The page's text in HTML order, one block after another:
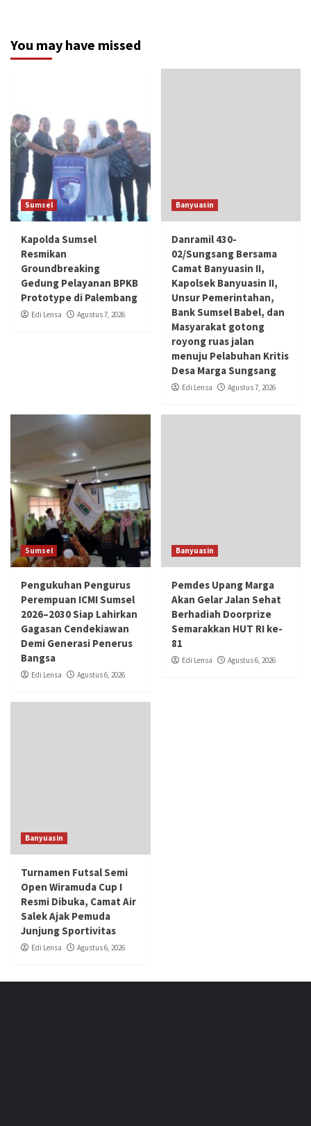
You may have missed
Sumsel
Kapolda Sumsel
Resmikan
Groundbreaking
Gedung Pelayanan BPKB
Prototype di Palembang
Edi Lensa Agustus 7, 2026
Banyuasin
Danramil 430-
02/Sungsang Bersama
Camat Banyuasin II,
Kapolsek Banyuasin II,
Unsur Pemerintahan,
Bank Sumsel Babel, dan
Masyarakat gotong
royong ruas jalan
menuju Pelabuhan Kritis
Desa Marga Sungsang
Edi Lensa Agustus 7, 2026
Sumsel
Pengukuhan Pengurus
Perempuan ICMI Sumsel
2026–2030 Siap Lahirkan
Gagasan Cendekiawan
Demi Generasi Penerus
Bangsa
Edi Lensa Agustus 6, 2026
Banyuasin
Pemdes Upang Marga
Akan Gelar Jalan Sehat
Berhadiah Doorprize
Semarakkan HUT RI ke-
81
Edi Lensa Agustus 6, 2026
Banyuasin
Turnamen Futsal Semi
Open Wiramuda Cup I
Resmi Dibuka, Camat Air
Salek Ajak Pemuda
Junjung Sportivitas
Edi Lensa Agustus 6, 2026